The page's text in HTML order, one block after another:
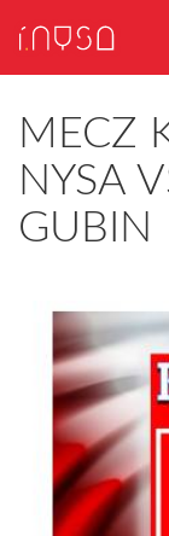
MECZ
NYSA
GUBIN